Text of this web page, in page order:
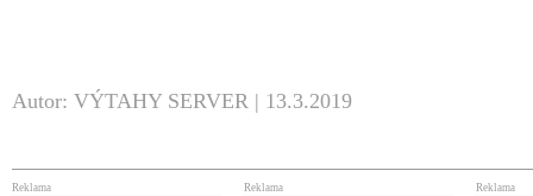
Autor: VÝTAHY SERVER | 13.3.2019
Reklama Reklama Reklama